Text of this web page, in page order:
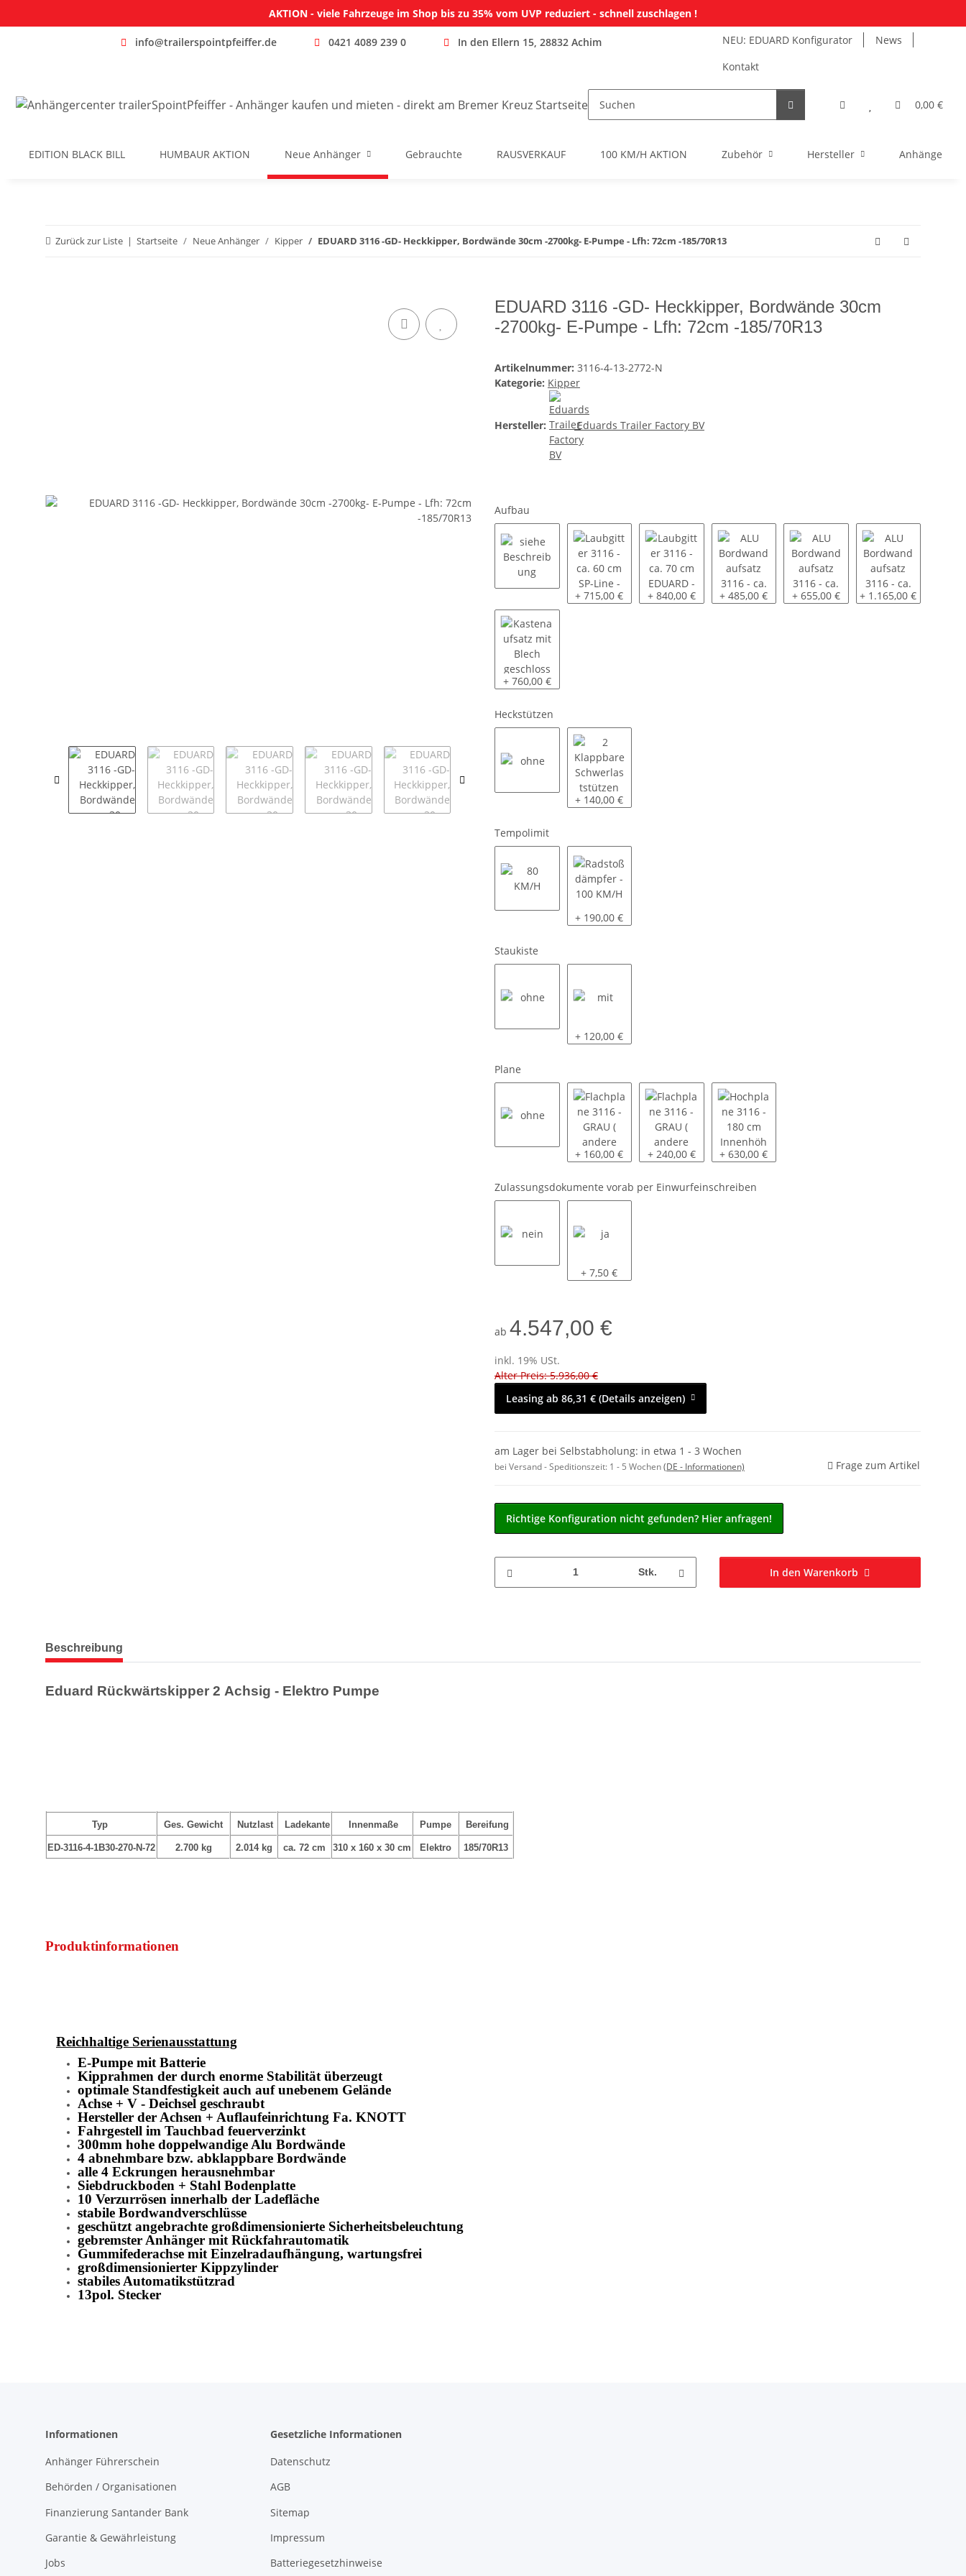
AKTION - viele Fahrzeuge im Shop bis zu 35% vom UVP reduziert - schnell zuschlagen !
info@trailerspointpfeiffer.de 0421 4089 239 0 In den Ellern 15, 28832 Achim NEU: EDUARD Konfigurator
News
Kontakt
0,00 €
EDITION BLACK BILL HUMBAUR AKTION Neue Anhänger Gebrauchte RAUSVERKAUF 100 KM/H AKTION Zubehör Hersteller Anhänger
Zurück zur Liste Startseite Neue Anhänger Kipper EDUARD 3116 -GD- Heckkipper, Bordwände 30cm -2700kg- E-Pumpe - Lfh: 72cm -185/70R13
EDUARD 3116 -GD- Heckkipper, Bordwände 30cm
-2700kg- E-Pumpe - Lfh: 72cm -185/70R13
Artikelnummer: 3116-4-13-2772-N
Kategorie: Kipper
Hersteller: Eduards Trailer Factory BV
Aufbau
siehe Beschreibung
Laubgitter 3116 - ca. 60 cm SP-Line - montiert
+ 715,00 € Laubgitter 3116 - ca. 70 cm EDUARD - montiert
+ 840,00 € ALU Bordwandaufsatz 3116 - ca. 30 cm - oben
+ 485,00 € ALU Bordwandaufsatz 3116 - ca.
+ 655,00 € ALU
+ 1.165,00 €
Kastenaufsatz mit Blech geschlossen 3116 - ca. 60 cm SP-Line - montiert
+ 760,00 €
Heckstützen
2 Klappbare Schwerlaststützen
+ 140,00 €
Tempolimit
Radstoßdämpfer - 100 KM/H
+ 190,00 €
Staukiste
mit
+ 120,00 €
Plane
Flachplane 3116 - GRAU ( andere Farben auf Anfrage ) - montiert
+ 160,00 € Flachplane 3116 - GRAU ( andere Farben auf Anfrage ) - inkl. 4
+ 240,00 € Hochplane 3116 - 180 cm Innenhöhe SP-Line -
+ 630,00 €
Zulassungsdokumente vorab per Einwurfeinschreiben
ja
+ 7,50 €
ab 4.547,00 €
inkl. 19% USt.
Alter Preis: 5.936,00 €
Leasing ab 86,31 € (Details anzeigen)
am Lager bei Selbstabholung: in etwa 1 - 3 Wochen
bei Versand - Speditionszeit: 1 - 5 Wochen(DE - Informationen) Frage zum Artikel
Richtige Konfiguration nicht gefunden? Hier anfragen!
Stk. In den Warenkorb
weitere Registerkarten anzeigen
Beschreibung
Eduard Rückwärtskipper 2 Achsig - Elektro Pumpe
Typ Ges. Gewicht Nutzlast Ladekante Innenmaße Pumpe Bereifung
ED-3116-4-1B30-270-N-72 2.700 kg 2.014 kg ca. 72 cm 310 x 160 x 30 cm Elektro 185/70R13
Produktinformationen
Reichhaltige Serienausstattung
E-Pumpe mit Batterie
Kipprahmen der durch enorme Stabilität überzeugt
optimale Standfestigkeit auch auf unebenem Gelände
Achse + V - Deichsel geschraubt
Hersteller der Achsen + Auflaufeinrichtung Fa. KNOTT
Fahrgestell im Tauchbad feuerverzinkt
300mm hohe doppelwandige Alu Bordwände
4 abnehmbare bzw. abklappbare Bordwände
alle 4 Eckrungen herausnehmbar
Siebdruckboden + Stahl Bodenplatte
10 Verzurrösen innerhalb der Ladefläche
stabile Bordwandverschlüsse
geschützt angebrachte großdimensionierte Sicherheitsbeleuchtung
gebremster Anhänger mit Rückfahrautomatik
Gummifederachse mit Einzelradaufhängung, wartungsfrei
großdimensionierter Kippzylinder
stabiles Automatikstützrad
13pol. Stecker
Informationen
Anhänger Führerschein
Behörden / Organisationen
Finanzierung Santander Bank
Garantie & Gewährleistung
Jobs
Gesetzliche Informationen
Datenschutz
AGB
Sitemap
Impressum
Batteriegesetzhinweise